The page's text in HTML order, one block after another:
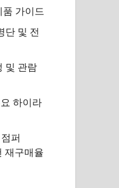
가이드
단 및 전
및 관람
하이라
퍼
재구매율